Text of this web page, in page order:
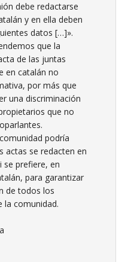
debe redactarse
y en ella deben
datos […]».
que la
de las juntas
en catalán no
por más que
una discriminación
que no
podría
actas se redacten en
se prefiere, en
para garantizar
de todos los
la comunidad.